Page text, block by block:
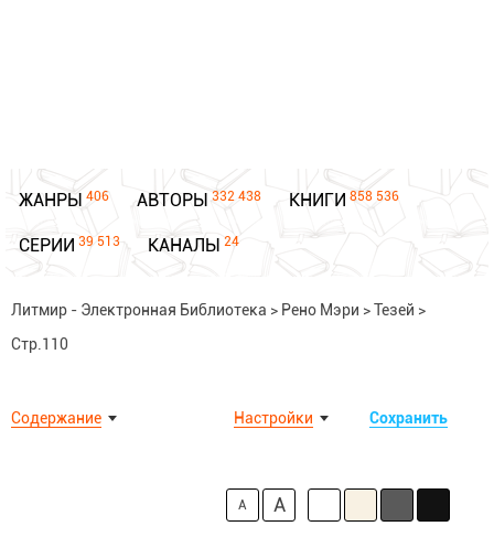
ЖАНРЫ 406 АВТОРЫ 332 438 КНИГИ 858 536
СЕРИИ 39 513 КАНАЛЫ 24
Литмир - Электронная Библиотека > Рено Мэри >Тезей >
Стр.110
Содержание Сохранить
Настройки
A A